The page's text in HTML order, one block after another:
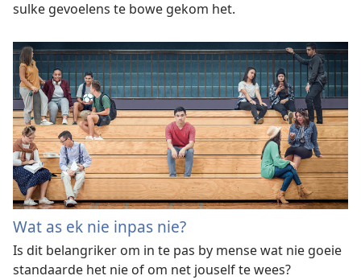
sulke gevoelens te bowe gekom het.
Wat as ek nie inpas nie?
Is dit belangriker om in te pas by mense wat nie goeie
standaarde het nie of om net jouself te wees?